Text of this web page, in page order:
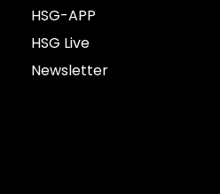
HSG-APP
HSG Live
Newsletter